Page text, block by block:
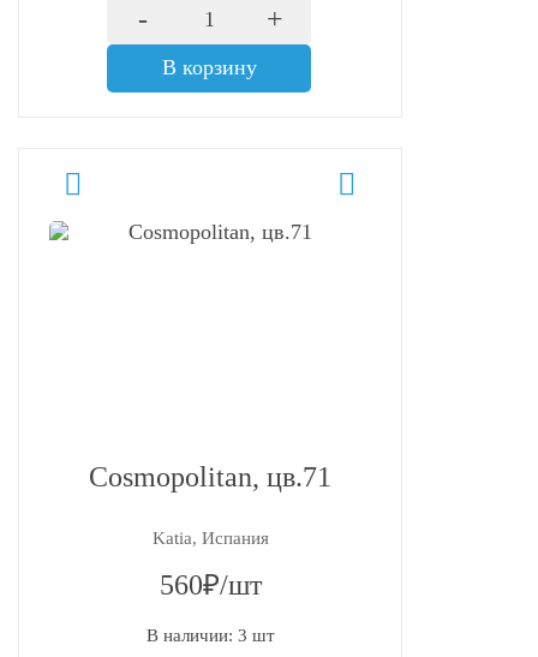
- +
В корзину
Cosmopolitan, цв.71
Katia, Испания
560₽/шт
В наличии: 3 шт